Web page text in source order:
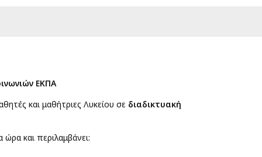
ΕΚΠΑ
και μαθήτριες Λυκείου σε διαδικτυακή
ώρα και περιλαμβάνει: